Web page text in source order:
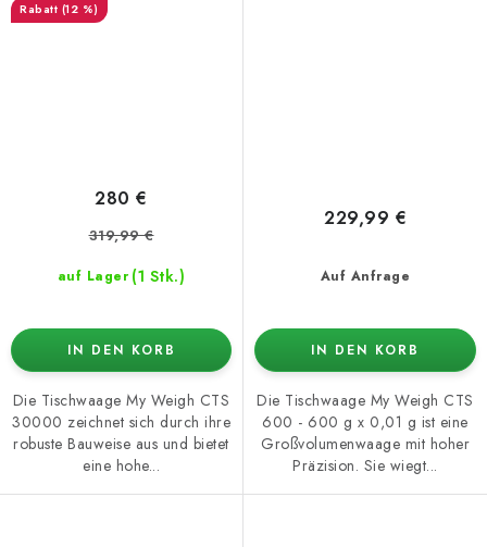
(12 %)
auf Lager (1 Stk.)
280 €
319,99 €
IN DEN KORB
Die Tischwaage My Weigh CTS
30000 zeichnet sich durch ihre
robuste Bauweise aus und bietet
eine hohe...
Auf Anfrage
229,99 €
IN DEN KORB
Die Tischwaage My Weigh CTS
600 - 600 g x 0,01 g ist eine
Großvolumenwaage mit hoher
Präzision. Sie wiegt...